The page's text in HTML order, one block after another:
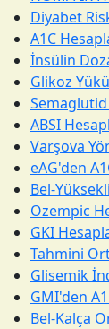
Diyabet
A1C
İnsülin
Glikoz
Semaglutid
ABSI
Varşova
eAG'den
Bel-
Ozempic
GKI
Tahmini
Glisemik
GMI'den
Bel-Kalça